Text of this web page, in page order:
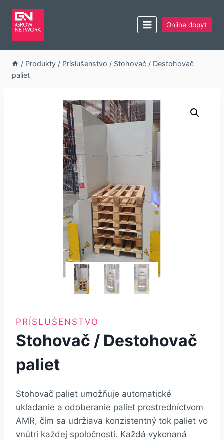
Online dopyt
/ Produkty / Príslušenstvo / Stohovač / Destohovač
paliet
PRÍSLUŠENSTVO
Stohovač / Destohovač
paliet
Stohovač paliet umožňuje automatické
ukladanie a odoberanie paliet prostredníctvom
AMR, čím sa udržiava konzistentný tok paliet vo
vnútri každej spoločnosti. Každá vykonaná